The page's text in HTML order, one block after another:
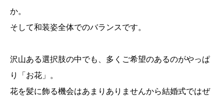
か。
そして和装姿全体でのバランスです。
沢山ある選択肢の中でも、多くご希望のあるのがやっぱ
り「お花」。
花を髪に飾る機会はあまりありませんから結婚式ではぜ